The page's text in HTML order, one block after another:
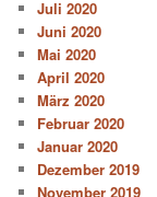
Juli 2020
Juni 2020
Mai 2020
April 2020
März 2020
Februar 2020
Januar 2020
Dezember 2019
November 2019